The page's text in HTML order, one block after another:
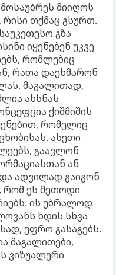
მიიღოს
რისი თქმაც გსურთ.
გზა
იყენებენ უკვე
რომლებიც
რათა დაეხმარონ
მაგალითად,
ახსნას
ქიშმიშის
რომელიც
ასეთი
გაავლონ
ან
ადვილად გაიგონ
რომ ეს მეთოდი
ის უბრალოდ
ხდის სხვა
უფრო გასაგებს.
მაგალითები,
ვიზუალური